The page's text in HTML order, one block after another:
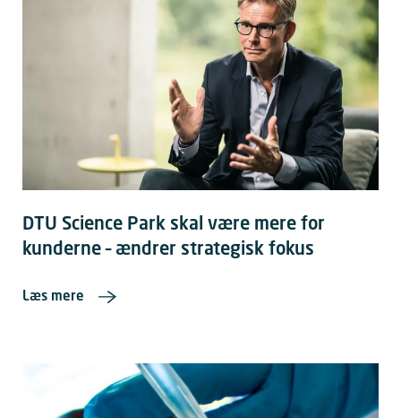
DTU Science Park skal være mere for
kunderne – ændrer strategisk fokus
Læs mere